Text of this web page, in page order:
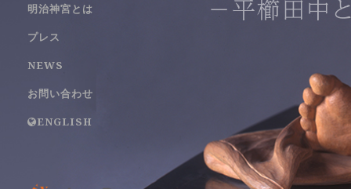
明治神宮とは
プレス
NEWS
お問い合わせ
ENGLISH